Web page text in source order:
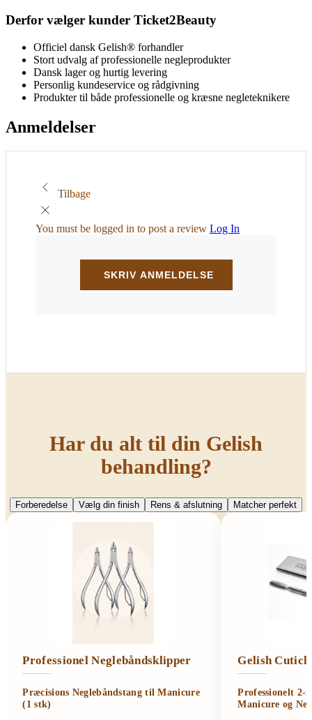
Derfor vælger kunder Ticket2Beauty
Officiel dansk Gelish® forhandler
Stort udvalg af professionelle negleprodukter
Dansk lager og hurtig levering
Personlig kundeservice og rådgivning
Produkter til både professionelle og kræsne negleteknikere
Anmeldelser
Tilbage
You must be logged in to post a review Log In
Har du alt til din Gelish
behandling?
Forberedelse Vælg din finish Rens & afslutning Matcher perfekt
Professionel Neglebåndsklipper
Præcisions Neglebåndstang til Manicure
(1 stk)
Gelish
Professionelt
Manicure og